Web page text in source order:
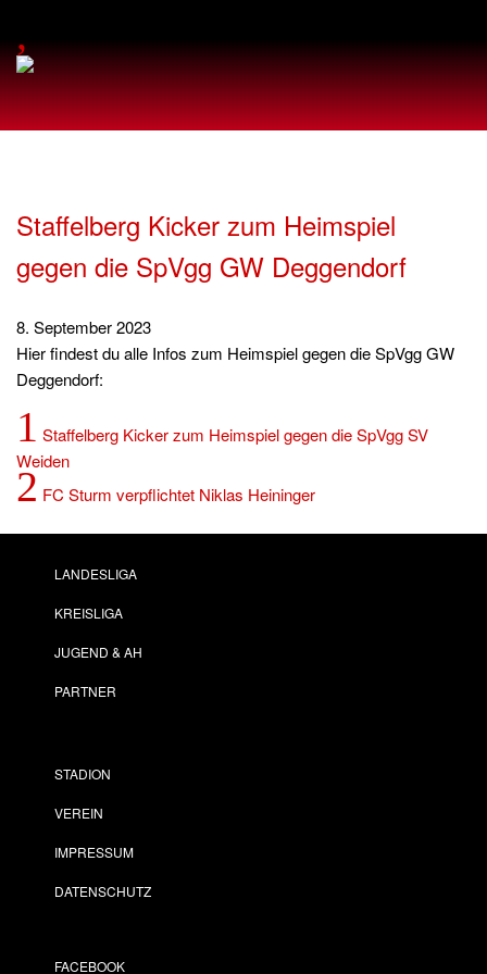
,
Staffelberg Kicker zum Heimspiel
gegen die SpVgg GW Deggendorf
8. September 2023
Hier findest du alle Infos zum Heimspiel gegen die SpVgg GW
Deggendorf:
1 Staffelberg Kicker zum Heimspiel gegen die SpVgg SV
Weiden
2 FC Sturm verpflichtet Niklas Heininger
LANDESLIGA
KREISLIGA
JUGEND & AH
PARTNER
STADION
VEREIN
IMPRESSUM
DATENSCHUTZ
FACEBOOK